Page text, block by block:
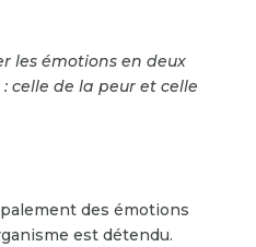
les émotions en deux
celle de la peur et celle
des émotions
est détendu.